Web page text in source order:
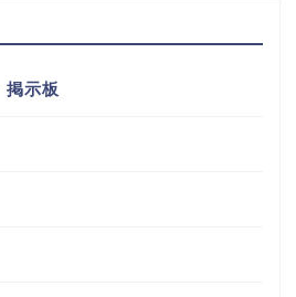
掲示板